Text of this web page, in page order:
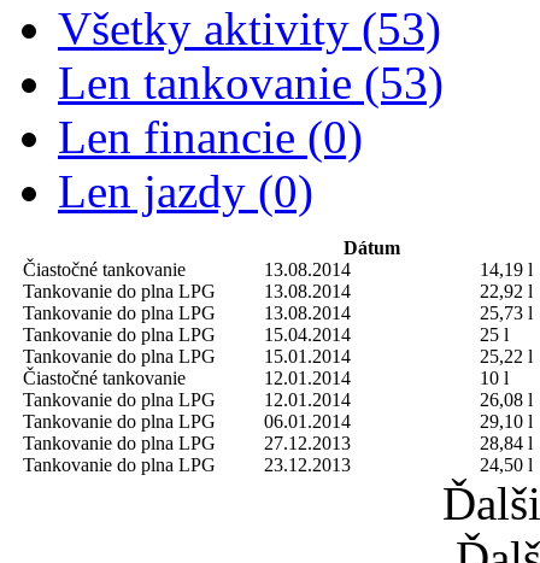
Všetky aktivity (53)
Len tankovanie (53)
Len financie (0)
Len jazdy (0)
Dátum
Čiastočné tankovanie
13.08.2014
14,19 l
Tankovanie do plna LPG 13.08.2014
22,92 l
Tankovanie do plna LPG 13.08.2014
25,73 l
Tankovanie do plna LPG 15.04.2014
25 l
Tankovanie do plna LPG 15.01.2014
25,22 l
Čiastočné tankovanie
12.01.2014
10 l
Tankovanie do plna LPG 12.01.2014
26,08 l
Tankovanie do plna LPG 06.01.2014
29,10 l
Tankovanie do plna LPG 27.12.2013
28,84 l
Tankovanie do plna LPG 23.12.2013 24,50 l